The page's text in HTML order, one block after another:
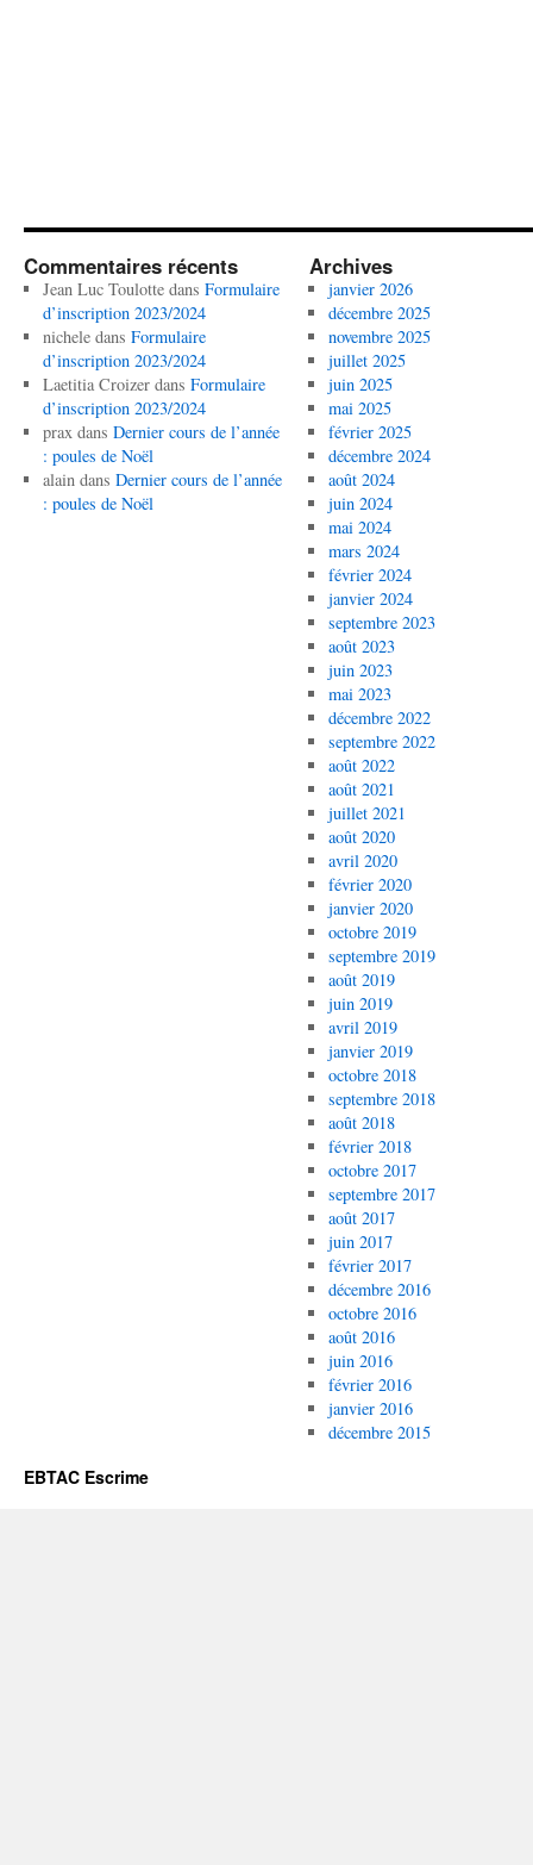
Commentaires récents
Jean Luc Toulottedans Formulaire
d’inscription 2023/2024
nicheledans Formulaire
d’inscription 2023/2024
Laetitia Croizerdans Formulaire
d’inscription 2023/2024
praxdans Dernier cours de l’année
: poules de Noël
alaindans Dernier cours de l’année
: poules de Noël
Archives
janvier 2026
décembre 2025
novembre 2025
juillet 2025
juin 2025
mai 2025
février 2025
décembre 2024
août 2024
juin 2024
mai 2024
mars 2024
février 2024
janvier 2024
septembre 2023
août 2023
juin 2023
mai 2023
décembre 2022
septembre 2022
août 2022
août 2021
juillet 2021
août 2020
avril 2020
février 2020
janvier 2020
octobre 2019
septembre 2019
août 2019
juin 2019
avril 2019
janvier 2019
octobre 2018
septembre 2018
août 2018
février 2018
octobre 2017
septembre 2017
août 2017
juin 2017
février 2017
décembre 2016
octobre 2016
août 2016
juin 2016
février 2016
janvier 2016
décembre 2015
EBTAC Escrime